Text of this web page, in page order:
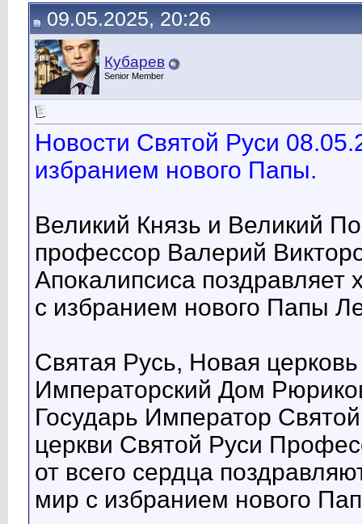
09.05.2025, 20:26
Кубарев
Senior Member
Новости Святой Руси
избранием нового Папы.
Великий Князь и Великий
профессор Валерий
Апокалипсиса поздравляет
с избранием нового Папы
Святая Русь, Новая
Императорский Дом
Государь Император
церкви Святой Руси
от всего сердца
мир с избранием нового